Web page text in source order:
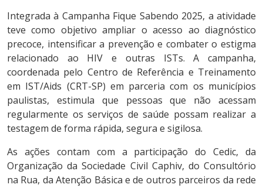
Integrada à Campanha Fique Sabendo 2025, a atividade
teve como objetivo ampliar o acesso ao diagnóstico
precoce, intensificar a prevenção e combater o estigma
relacionado ao HIV e outras ISTs. A campanha,
coordenada pelo Centro de Referência e Treinamento
em IST/Aids (CRT-SP) em parceria com os municípios
paulistas, estimula que pessoas que não acessam
regularmente os serviços de saúde possam realizar a
testagem de forma rápida, segura e sigilosa.
As ações contam com a participação do Cedic, da
Organização da Sociedade Civil Caphiv, do Consultório
na Rua, da Atenção Básica e de outros parceiros da rede